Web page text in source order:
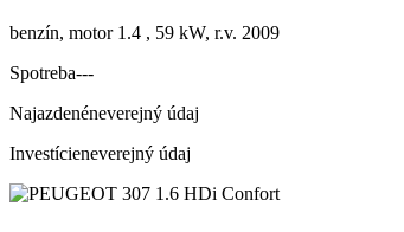
benzín, motor 1.4 , 59 kW, r.v. 2009
Spotreba---
Najazdenéneverejný údaj
Investícieneverejný údaj